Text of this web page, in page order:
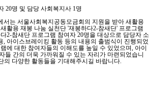
20명 및 담당 사회복지사 1명
서는 서울사회복지공동모금회의 지원을 받아 새활용
활용 재봉 나눔 실천단 '재봉하다2-참새단' 프로그램
2-참새단 프로그램 참여자 20명을 대상으로 담당자 소
, 아이스브레이킹 활동 등의 내용의 출범식이 진행되었
에 대한 참여자들의 이해도를 높일 수 있었으며, 아이
들 간의 더욱 가까워질 수 있는 자리가 마련되었습니
의 다양한 활동들을 기대해주시길 바랍니다.